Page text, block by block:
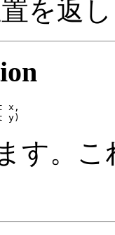
を返
x,
y)
す。